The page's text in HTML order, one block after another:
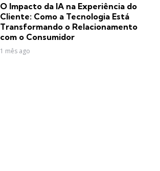
O Impacto da IA na Experiência do
Cliente: Como a Tecnologia Está
Transformando o Relacionamento
com o Consumidor
1 mês ago